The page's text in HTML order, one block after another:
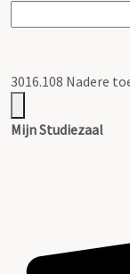
3016.108 Nadere
Mijn Studiezaal